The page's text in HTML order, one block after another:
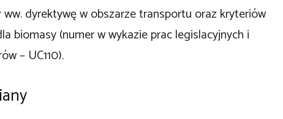
dyrektywę w obszarze transportu oraz kryteriów
biomasy (numer w wykazie prac legislacyjnych i
– UC110).